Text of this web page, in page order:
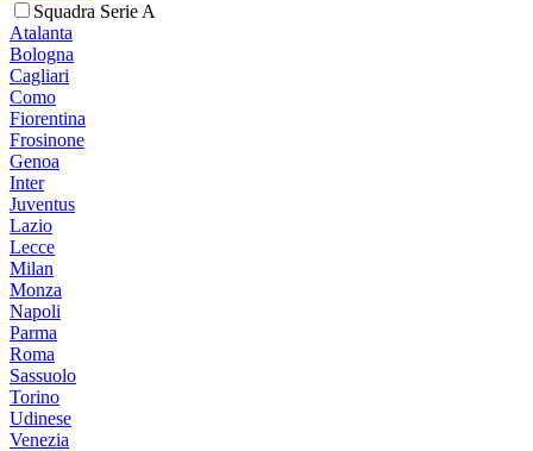
Squadra Serie A
Atalanta
Bologna
Cagliari
Como
Fiorentina
Frosinone
Genoa
Inter
Juventus
Lazio
Lecce
Milan
Monza
Napoli
Parma
Roma
Sassuolo
Torino
Udinese
Venezia